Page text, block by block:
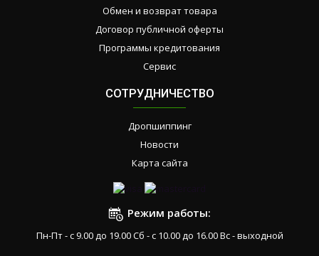
Обмен и возврат товара
Договор публичной оферты
Программы кредитования
Сервис
СОТРУДНИЧЕСТВО
Дропшиппинг
Новости
Карта сайта
Режим работы:
Пн-Пт - с 9.00 до 19.00 Сб - с 10.00 до 16.00 Вс - выходной